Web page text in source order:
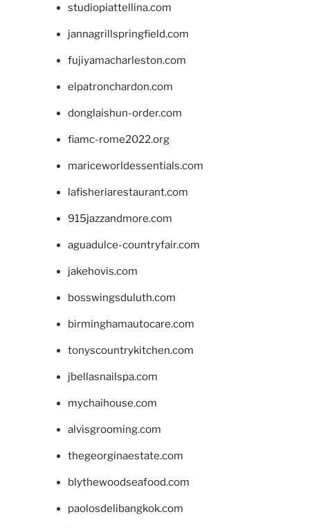
studiopiattellina.com
jannagrillspringfield.com
fujiyamacharleston.com
elpatronchardon.com
donglaishun-order.com
fiamc-rome2022.org
mariceworldessentials.com
lafisheriarestaurant.com
915jazzandmore.com
aguadulce-countryfair.com
jakehovis.com
bosswingsduluth.com
birminghamautocare.com
tonyscountrykitchen.com
jbellasnailspa.com
mychaihouse.com
alvisgrooming.com
thegeorginaestate.com
blythewoodseafood.com
paolosdelibangkok.com